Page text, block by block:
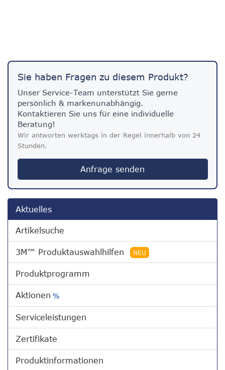
Sie haben Fragen zu diesem Produkt?
Unser Service-Team unterstützt Sie gerne
persönlich & markenunabhängig.
Kontaktieren Sie uns für eine individuelle
Beratung!
Wir antworten werktags in der Regel innerhalb von 24
Stunden.
Anfrage senden
Aktuelles
Artikelsuche
3M™ Produktauswahlhilfen NEU
Produktprogramm
Aktionen %
Serviceleistungen
Zertifikate
Produktinformationen